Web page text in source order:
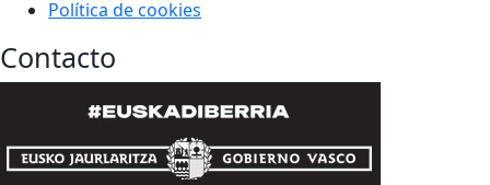
Política de cookies
Contacto